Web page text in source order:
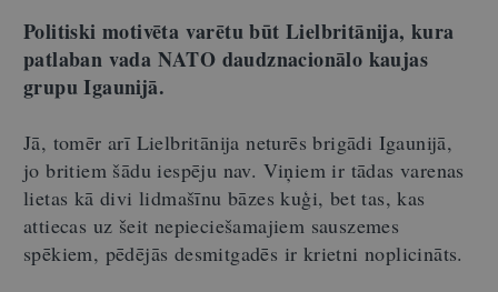
Politiski motivēta varētu būt Lielbritānija, kura
patlaban vada NATO daudznacionālo kaujas
grupu Igaunijā.
Jā, tomēr arī Lielbritānija neturēs brigādi Igaunijā,
jo britiem šādu iespēju nav. Viņiem ir tādas varenas
lietas kā divi lidmašīnu bāzes kuģi, bet tas, kas
attiecas uz šeit nepieciešamajiem sauszemes
spēkiem, pēdējās desmitgadēs ir krietni noplicināts.